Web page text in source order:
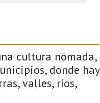
cultura nómada,
donde hay
valles, ríos,